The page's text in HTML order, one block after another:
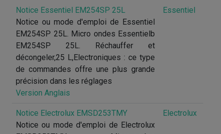
Notice Essentiel EM254SP 25L
Notice ou mode d'emploi de Essentiel
EM254SP 25L. Micro ondes Essentielb
EM254SP 25L. Réchauffer et
décongeler,25 L,Electroniques : ce type
de commandes offre une plus grande
précision dans les réglages
Version Anglais
Essentiel
Notice Electrolux EMSD253TMY
Notice ou mode d'emploi de Electrolux
Electrolux